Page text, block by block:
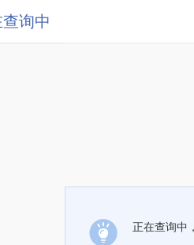
询中
正在查询中